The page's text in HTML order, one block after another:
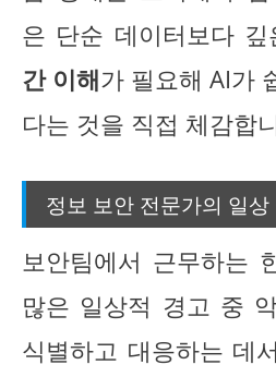
은 단순 데이터보다 깊
간 이해가 필요해 AI가
다는 것을 직접 체감합
정보 보안 전문가의 일상
보안팀에서 근무하는
많은 일상적 경고 중
식별하고 대응하는 데